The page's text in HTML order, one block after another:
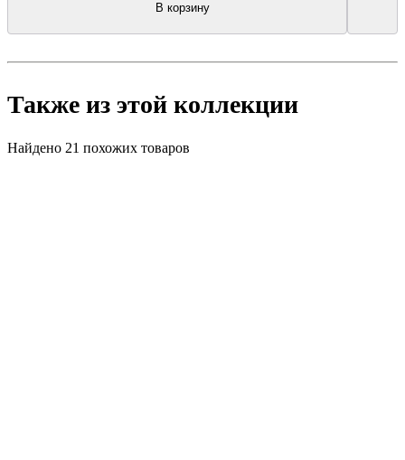
В корзину
Также из этой коллекции
Найдено 21 похожих товаров